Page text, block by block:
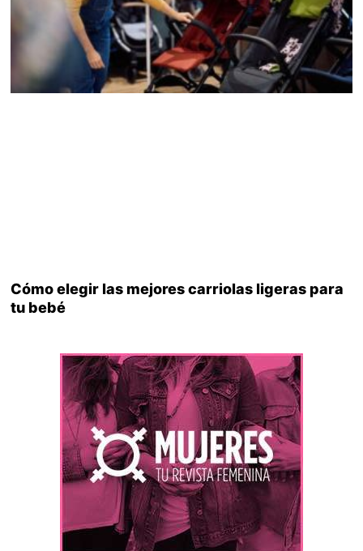
Cómo elegir las mejores carriolas ligeras para
tu bebé